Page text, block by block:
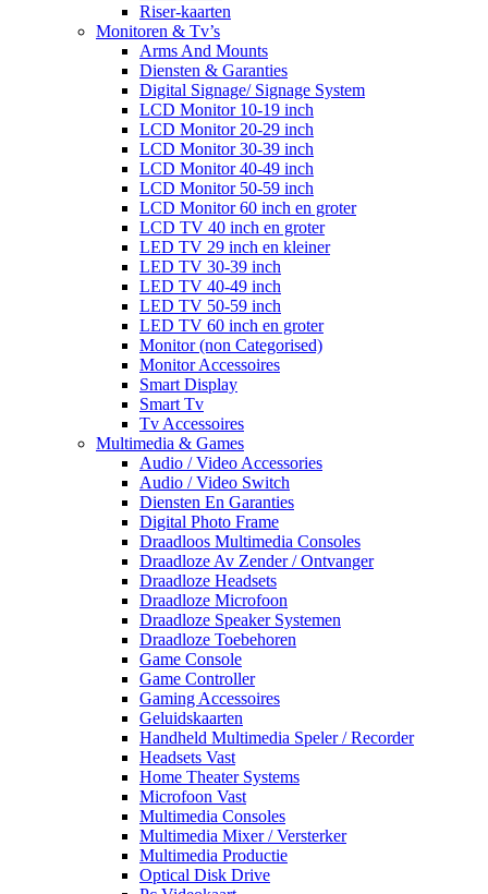
Riser-kaarten
Monitoren & Tv’s
Arms And Mounts
Diensten & Garanties
Digital Signage/ Signage System
LCD Monitor 10-19 inch
LCD Monitor 20-29 inch
LCD Monitor 30-39 inch
LCD Monitor 40-49 inch
LCD Monitor 50-59 inch
LCD Monitor 60 inch en groter
LCD TV 40 inch en groter
LED TV 29 inch en kleiner
LED TV 30-39 inch
LED TV 40-49 inch
LED TV 50-59 inch
LED TV 60 inch en groter
Monitor (non Categorised)
Monitor Accessoires
Smart Display
Smart Tv
Tv Accessoires
Multimedia & Games
Audio / Video Accessories
Audio / Video Switch
Diensten En Garanties
Digital Photo Frame
Draadloos Multimedia Consoles
Draadloze Av Zender / Ontvanger
Draadloze Headsets
Draadloze Microfoon
Draadloze Speaker Systemen
Draadloze Toebehoren
Game Console
Game Controller
Gaming Accessoires
Geluidskaarten
Handheld Multimedia Speler / Recorder
Headsets Vast
Home Theater Systems
Microfoon Vast
Multimedia Consoles
Multimedia Mixer / Versterker
Multimedia Productie
Optical Disk Drive